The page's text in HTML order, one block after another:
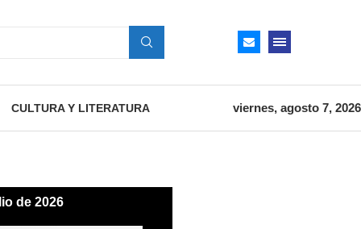
CULTURA Y LITERATURA viernes, agosto 7, 2026
de 2026